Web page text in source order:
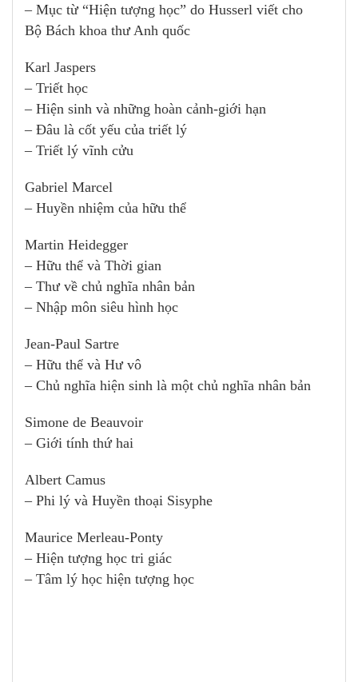
– Mục từ “Hiện tượng học” do Husserl viết cho
Bộ Bách khoa thư Anh quốc
Karl Jaspers
– Triết học
– Hiện sinh và những hoàn cảnh-giới hạn
– Đâu là cốt yếu của triết lý
– Triết lý vĩnh cửu
Gabriel Marcel
– Huyền nhiệm của hữu thể
Martin Heidegger
– Hữu thể và Thời gian
– Thư về chủ nghĩa nhân bản
– Nhập môn siêu hình học
Jean-Paul Sartre
– Hữu thể và Hư vô
– Chủ nghĩa hiện sinh là một chủ nghĩa nhân bản
Simone de Beauvoir
– Giới tính thứ hai
Albert Camus
– Phi lý và Huyền thoại Sisyphe
Maurice Merleau-Ponty
– Hiện tượng học tri giác
– Tâm lý học hiện tượng học